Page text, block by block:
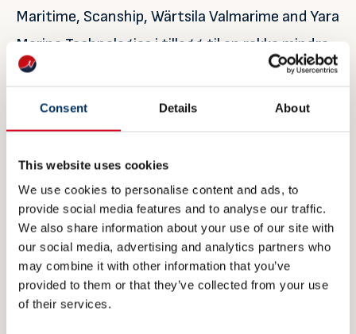
Consent Details About
This website uses cookies
We use cookies to personalise content and ads, to
provide social media features and to analyse our traffic.
We also share information about your use of our site with
our social media, advertising and analytics partners who
may combine it with other information that you’ve
provided to them or that they’ve collected from your use
of their services.
Maritime, Scanship, Wärtsila Valmarime and Yara
Marine Technologies i tillegg til en rekke mindre
kontrakter med norske SMB-eksportører.
Rammelånet er strukturert slik at Fincantieri vil
ha mulighet til opptrekk over de neste to årene
for ytterligere kjøp av norske leveranser.
Fincantieri er en stor global kjøper av maritimt
utstyr. Verftsgruppen har en verdensledende
posisjon i flere segmenter av skipsbygging
inklusive cruiseskip og marinefartøyer.
Konsernet eier også den norske verftsgruppen